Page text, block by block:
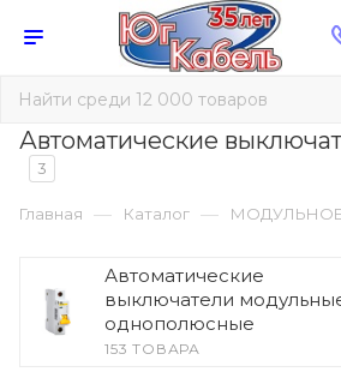
Автоматические
3
Главная — Каталог —
Автоматические
выключатели
однополюсные
153 ТОВАРА